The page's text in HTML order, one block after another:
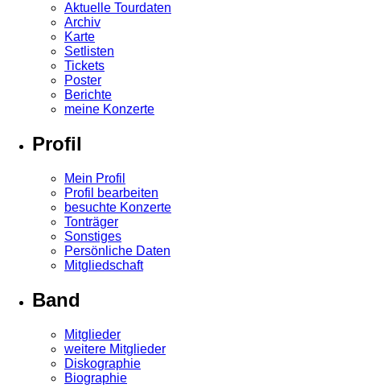
Aktuelle Tourdaten
Archiv
Karte
Setlisten
Tickets
Poster
Berichte
meine Konzerte
Profil
Mein Profil
Profil bearbeiten
besuchte Konzerte
Tonträger
Sonstiges
Persönliche Daten
Mitgliedschaft
Band
Mitglieder
weitere Mitglieder
Diskographie
Biographie